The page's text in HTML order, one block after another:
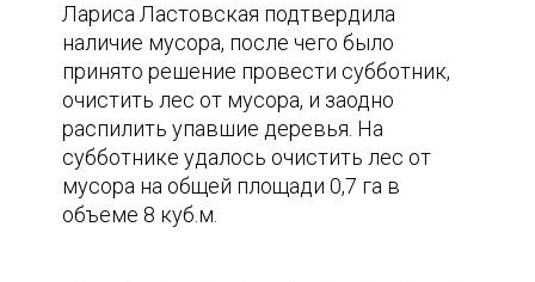
Лариса Ластовская подтвердила
наличие мусора, после чего было
принято решение провести субботник,
очистить лес от мусора, и заодно
распилить упавшие деревья. На
субботнике удалось очистить лес от
мусора на общей площади 0,7 га в
объеме 8 куб.м.